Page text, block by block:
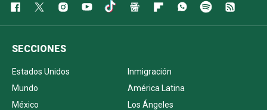
SECCIONES
Estados Unidos
Inmigración
Mundo
América Latina
México
Los Ángeles